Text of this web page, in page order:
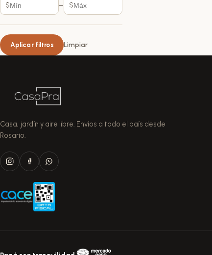
$ – $
Aplicar filtros Limpiar
Casa, jardín y aire libre. Envíos a todo el país desde
Rosario.